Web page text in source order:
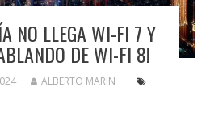
NO LLEGA WI-FI 7 Y
DE WI-FI 8!
ALBERTO MARIN